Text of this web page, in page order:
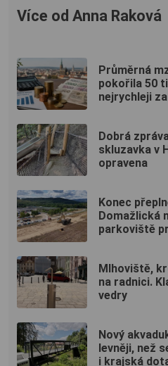
Více od Anna Raková
Průměrná
pokořila 50
nejrychleji
Dobrá
skluzavka v
opravena
Konec
Domažlická
parkoviště
Mlhoviště,
na radnici.
vedry
Nový
levněji, než
i krajská